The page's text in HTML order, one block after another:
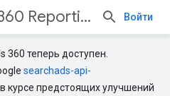
Search Ads 360 Reporting API Войти
360 теперь доступен.
searchads-api-
курсе предстоящих улучшений